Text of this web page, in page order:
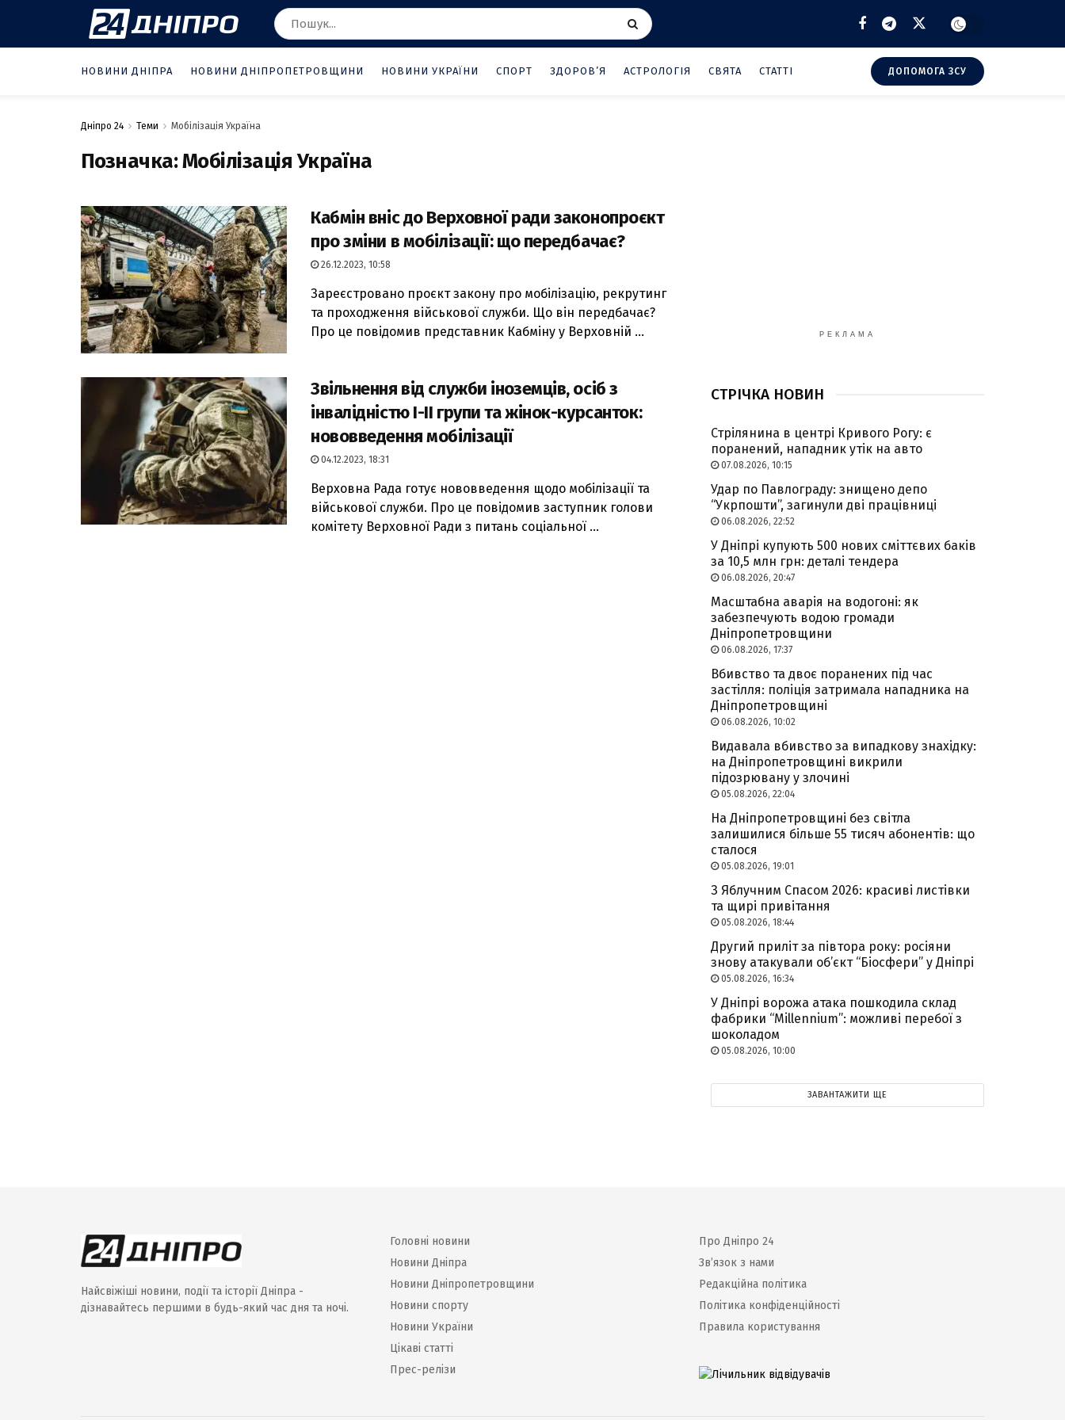
НОВИНИ ДНІПРА НОВИНИ ДНІПРОПЕТРОВЩИНИ НОВИНИ УКРАЇНИ СПОРТ ЗДОРОВ’Я АСТРОЛОГІЯ СВЯТА СТАТТІ ДОПОМОГА ЗСУ
Дніпро 24 Теми Мобілізація Україна
Позначка:Мобілізація Україна
Кабмін вніс до Верховної ради законопроєкт
про зміни в мобілізації: що передбачає?
26.12.2023, 10:58
Зареєстровано проєкт закону про мобілізацію, рекрутинг
та проходження військової служби. Що він передбачає?
Про це повідомив представник Кабміну у Верховній ...
Звільнення від служби іноземців, осіб з
інвалідністю І-ІІ групи та жінок-курсанток:
нововведення мобілізації
04.12.2023, 18:31
Верховна Рада готує нововведення щодо мобілізації та
військової служби. Про це повідомив заступник голови
комітету Верховної Ради з питань соціальної ...
РЕКЛАМА
СТРІЧКА НОВИН
Стрілянина в центрі Кривого Рогу: є
поранений, нападник утік на авто
07.08.2026, 10:15
Удар по Павлограду: знищено депо
“Укрпошти”, загинули дві працівниці
06.08.2026, 22:52
У Дніпрі купують 500 нових сміттєвих баків
за 10,5 млн грн: деталі тендера
06.08.2026, 20:47
Масштабна аварія на водогоні: як
забезпечують водою громади
Дніпропетровщини
06.08.2026, 17:37
Вбивство та двоє поранених під час
застілля: поліція затримала нападника на
Дніпропетровщині
06.08.2026, 10:02
Видавала вбивство за випадкову знахідку:
на Дніпропетровщині викрили
підозрювану у злочині
05.08.2026, 22:04
На Дніпропетровщині без світла
залишилися більше 55 тисяч абонентів: що
сталося
05.08.2026, 19:01
З Яблучним Спасом 2026: красиві листівки
та щирі привітання
05.08.2026, 18:44
Другий приліт за півтора року: росіяни
знову атакували об’єкт “Біосфери” у Дніпрі
05.08.2026, 16:34
У Дніпрі ворожа атака пошкодила склад
фабрики “Millennium”: можливі перебої з
шоколадом
05.08.2026, 10:00
ЗАВАНТАЖИТИ ЩЕ
Найсвіжіші новини, події та історії Дніпра -
дізнавайтесь першими в будь-який час дня та ночі.
Головні новини
Новини Дніпра
Новини Дніпропетровщини
Новини спорту
Новини України
Цікаві статті
Прес-релізи
Про Дніпро 24
Зв’язок з нами
Редакційна політика
Політика конфіденційності
Правила користування